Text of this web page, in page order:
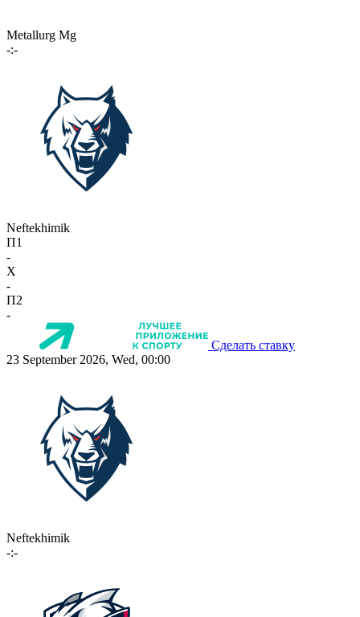
Metallurg Mg
-:-
Neftekhimik
П1
-
X
-
П2
-
Сделать ставку
23 September 2026, Wed, 00:00
Neftekhimik
-:-